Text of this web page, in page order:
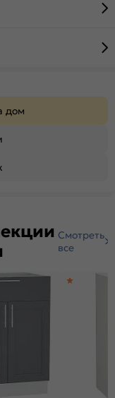
дом
Смотреть
все